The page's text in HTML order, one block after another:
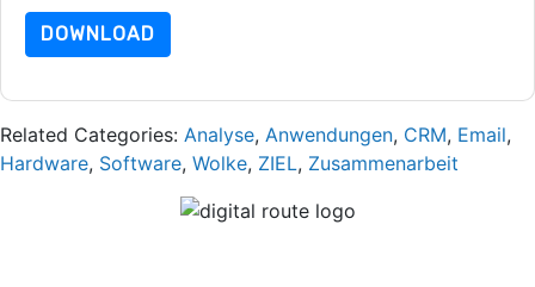
DOWNLOAD
Related Categories: Analyse, Anwendungen, CRM, Email,
Hardware, Software, Wolke, ZIEL, Zusammenarbeit